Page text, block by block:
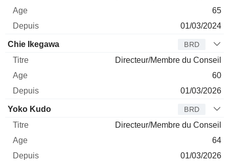
65
01/03/2024
Chie Ikegawa BRD
Directeur/Membre du Conseil
60
01/03/2026
Yoko Kudo BRD
Directeur/Membre du Conseil
64
01/03/2026